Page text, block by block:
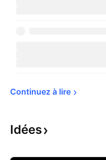
Continuez à lire
Idées